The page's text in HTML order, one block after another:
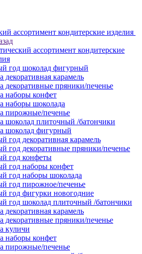
ассортимент кондитерские изделия
ассортимент кондитерские
год шоколад фигурный
декоративная карамель
декоративные пряники/печенье
наборы конфет
наборы шоколада
пирожные/печенье
шоколад плиточный /батончики
шоколад фигурный
год декоративная карамель
год декоративные пряники/печенье
год конфеты
год наборы конфет
год наборы шоколада
год пирожное/печенье
год фигурки новогодние
год шоколад плиточный /батончики
декоративная карамель
декоративные пряники/печенье
куличи
наборы конфет
пирожные/печенье